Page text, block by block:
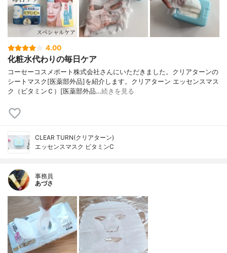
4.00
化粧水代わりの毎日ケア
コーセーコスメポート株式会社さんにいただきました。クリアターンの
シートマスク[医薬部外品]を紹介します。クリアターン エッセンスマス
ク（ビタミンＣ）[医薬部外品…続きを見る
CLEAR TURN(クリアターン)
エッセンスマスク ビタミンC
事務員
あづさ